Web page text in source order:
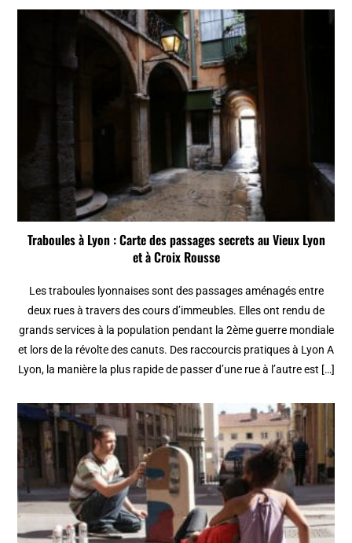
Traboules à Lyon : Carte des passages secrets au Vieux Lyon
et à Croix Rousse
Les traboules lyonnaises sont des passages aménagés entre
deux rues à travers des cours d’immeubles. Elles ont rendu de
grands services à la population pendant la 2ème guerre mondiale
et lors de la révolte des canuts. Des raccourcis pratiques à Lyon A
Lyon, la manière la plus rapide de passer d’une rue à l’autre est […]